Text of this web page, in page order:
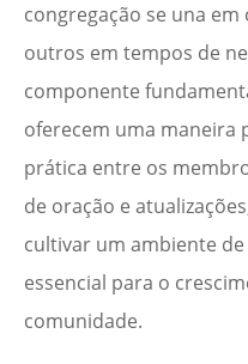
congregação se una
outros em tempos de
componente
oferecem uma maneira
prática entre os
de oração e
cultivar um ambiente
essencial para o
comunidade.